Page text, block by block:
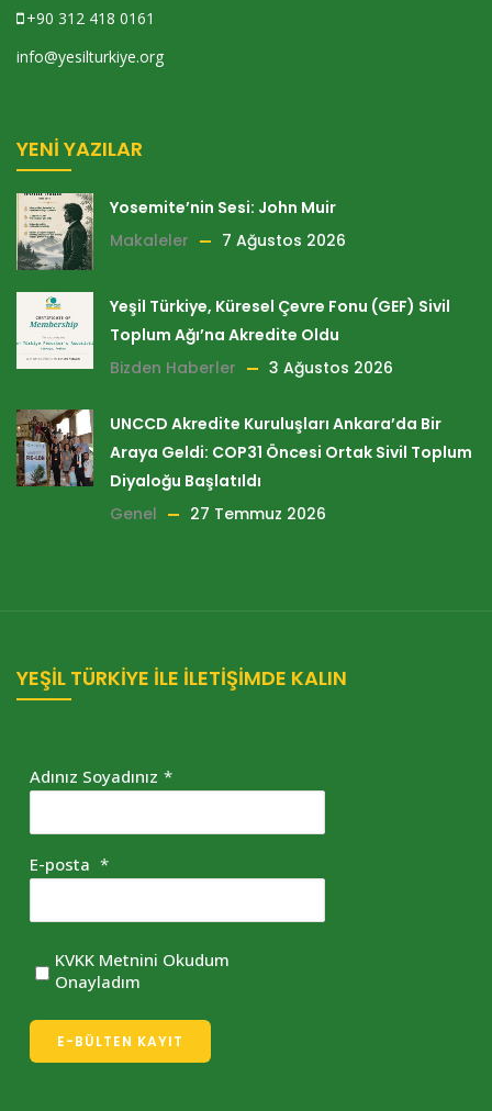
+90 312 418 0161
info@yesilturkiye.org
YENI YAZILAR
Yosemite’nin Sesi: John Muir
Makaleler
7 Ağustos 2026
Yeşil Türkiye, Küresel Çevre Fonu (GEF) Sivil
Toplum Ağı’na Akredite Oldu
Bizden Haberler
3 Ağustos 2026
UNCCD Akredite Kuruluşları Ankara’da Bir
Araya Geldi: COP31 Öncesi Ortak Sivil Toplum
Diyaloğu Başlatıldı
Genel
27 Temmuz 2026
YEŞİL TÜRKİYE İLE İLETİŞİMDE KALIN
Adınız Soyadınız *
E-posta *
KVKK Metnini Okudum
Onayladım
E-BÜLTEN KAYIT